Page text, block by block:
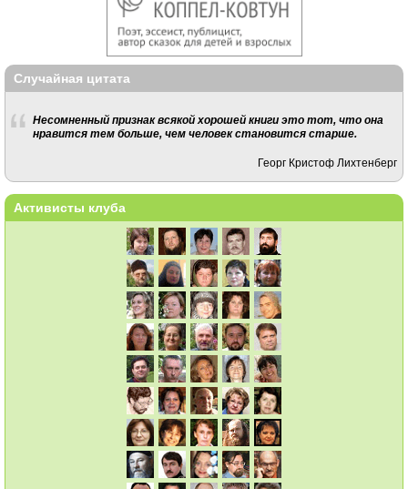
Случайная цитата
Несомненный признак всякой хорошей книги это тот, что она
нравится тем больше, чем человек становится старше.
Георг Кристоф Лихтенберг
Активисты клуба